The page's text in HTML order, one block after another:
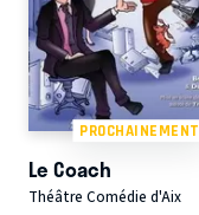
PROCHAINEMENT
Le Coach
Théâtre Comédie d'Aix